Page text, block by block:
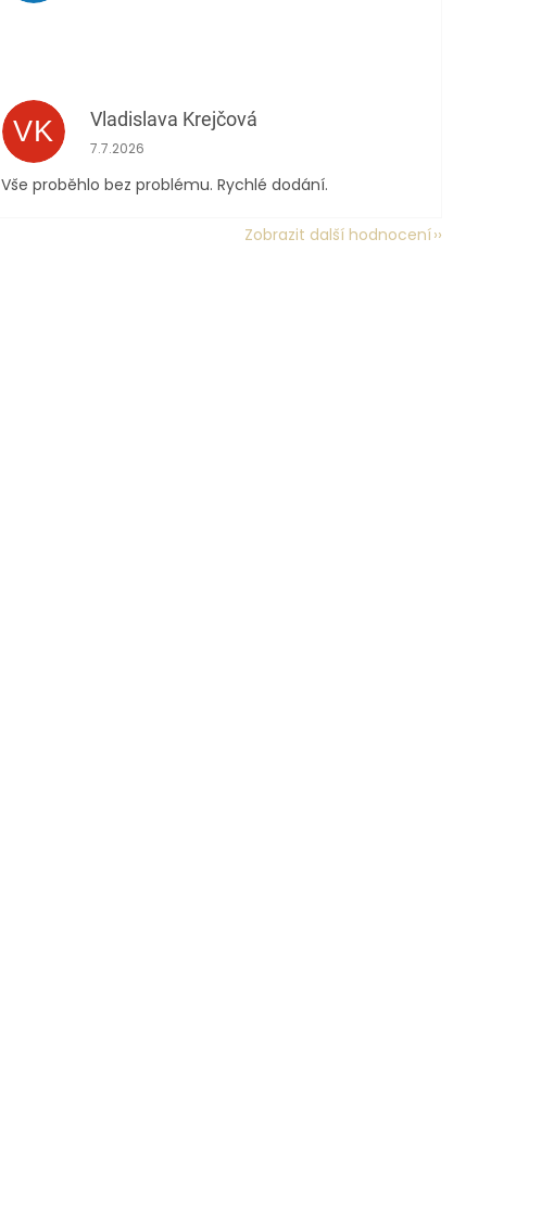
VK Vladislava Krejčová
Hodnocení obchodu je 5 z 5 hvězdiček.
7.7.2026
Vše proběhlo bez problému. Rychlé dodání.
Zobrazit další hodnocení